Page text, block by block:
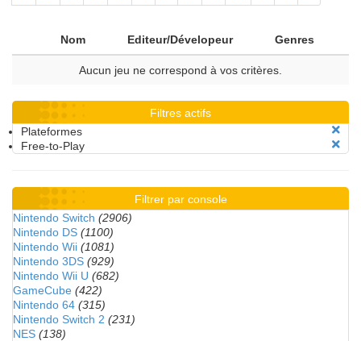
Nom Editeur/Dévelopeur Genres
Aucun jeu ne correspond à vos critères.
Filtres actifs
Plateformes
Free-to-Play
Filtrer par console
Nintendo Switch (2906)
Nintendo DS (1100)
Nintendo Wii (1081)
Nintendo 3DS (929)
Nintendo Wii U (682)
GameCube (422)
Nintendo 64 (315)
Nintendo Switch 2 (231)
NES (138)